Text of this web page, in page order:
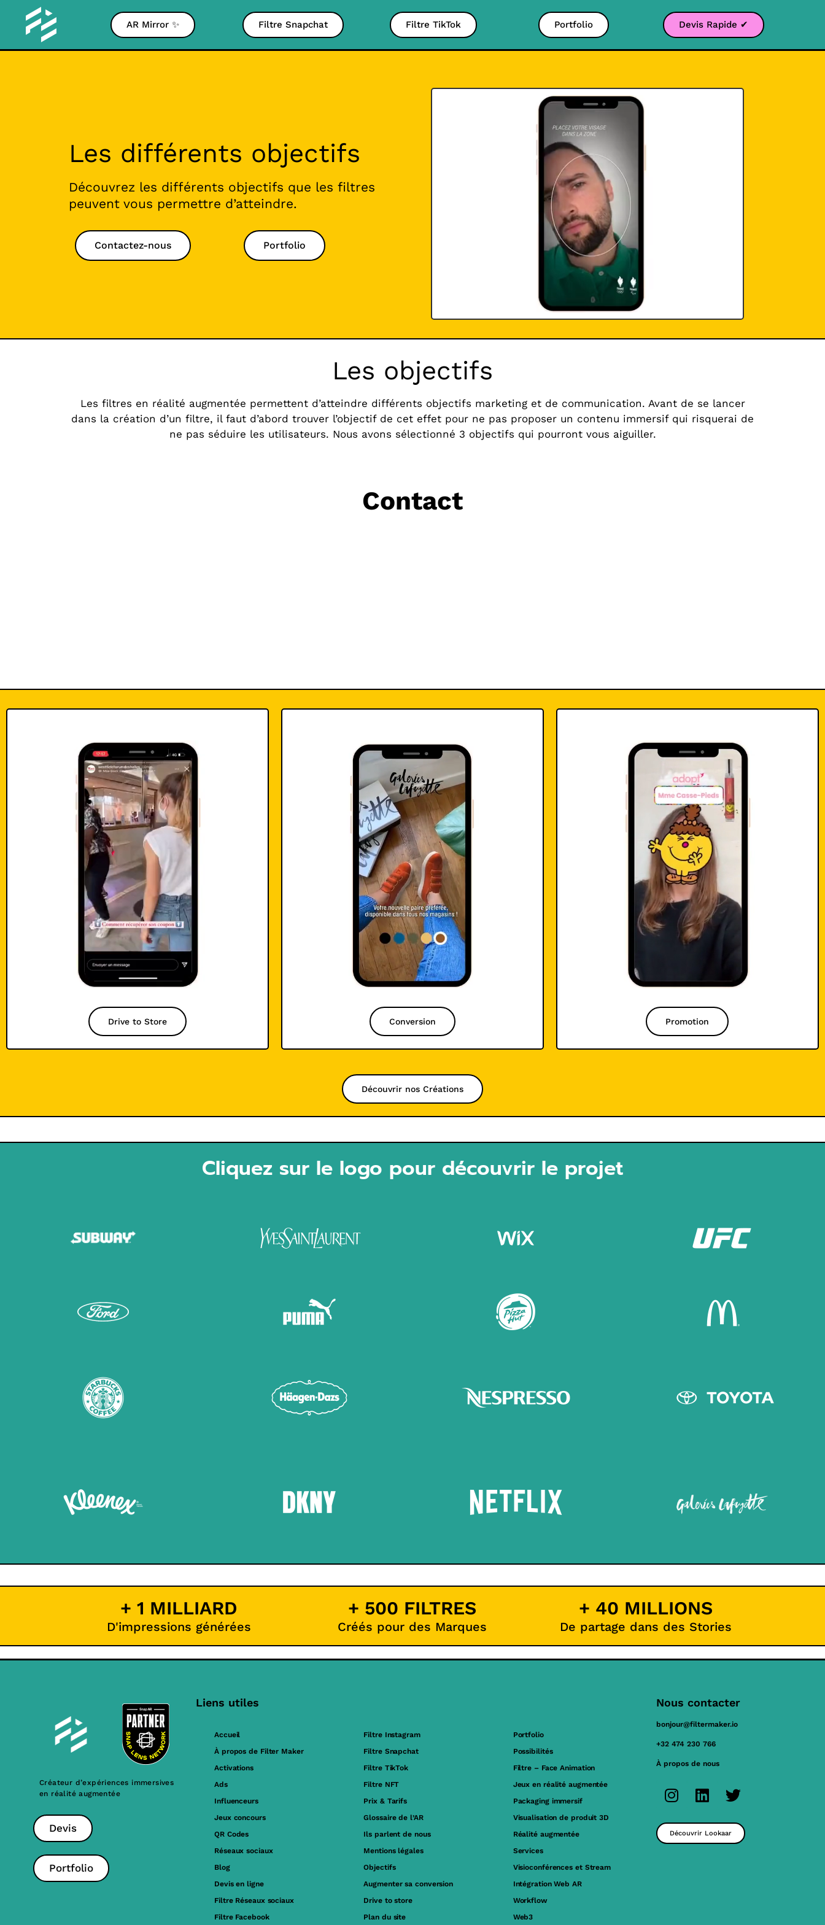
AR Mirror ✨ Filtre Snapchat Filtre TikTok Portfolio Devis Rapide ✔
Les différents objectifs
Découvrez les différents objectifs que les filtres
peuvent vous permettre d’atteindre.
Contactez-nous Portfolio
Les objectifs
Les filtres en réalité augmentée permettent d’atteindre différents objectifs marketing et de communication. Avant de se lancer
dans la création d’un filtre, il faut d’abord trouver l’objectif de cet effet pour ne pas proposer un contenu immersif qui risquerai de
ne pas séduire les utilisateurs. Nous avons sélectionné 3 objectifs qui pourront vous aiguiller.
Contact
Drive to Store Conversion Promotion
Découvrir nos Créations
Cliquez sur le logo pour découvrir le projet
+ 1 MILLIARD
D'impressions générées
+ 500 FILTRES
Créés pour des Marques
+ 40 MILLIONS
De partage dans des Stories
Créateur d’expériences immersives
en réalité augmentée
Devis
Portfolio
Liens utiles
Accueil
À propos de Filter Maker
Activations
Ads
Influenceurs
Jeux concours
QR Codes
Réseaux sociaux
Blog
Devis en ligne
Filtre Réseaux sociaux
Filtre Facebook
Filtre Instagram
Filtre Snapchat
Filtre TikTok
Filtre NFT
Prix & Tarifs
Glossaire de l’AR
Ils parlent de nous
Mentions légales
Objectifs
Augmenter sa conversion
Drive to store
Plan du site
Portfolio
Possibilités
Filtre – Face Animation
Jeux en réalité augmentée
Packaging immersif
Visualisation de produit 3D
Réalité augmentée
Services
Visioconférences et Stream
Intégration Web AR
Workflow
Web3
Nous contacter
bonjour@filtermaker.io
+32 474 230 766
À propos de nous
Découvrir Lookaar